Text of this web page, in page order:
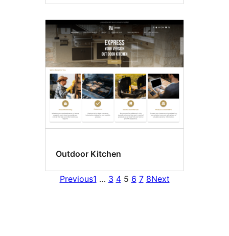
Outdoor Kitchen
Previous1 … 3 4 5 6 7 8Next